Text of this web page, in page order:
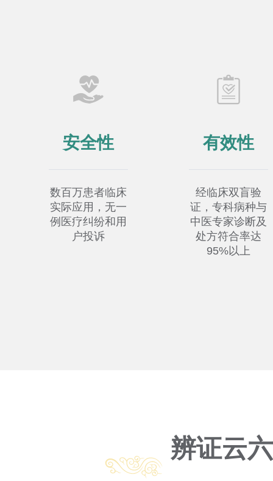
安全性
数百万患者临床
实际应用，无一
例医疗纠纷和用
户投诉
有效性
经临床双盲验
证，专科病种与
中医专家诊断及
处方符合率达
95%以上
辨证云